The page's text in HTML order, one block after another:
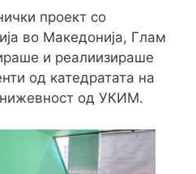
проект со
во Македонија, Глам
и реалиизираше
од катедратата на
од УКИМ.